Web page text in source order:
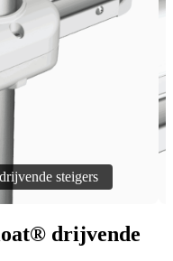
drijvende